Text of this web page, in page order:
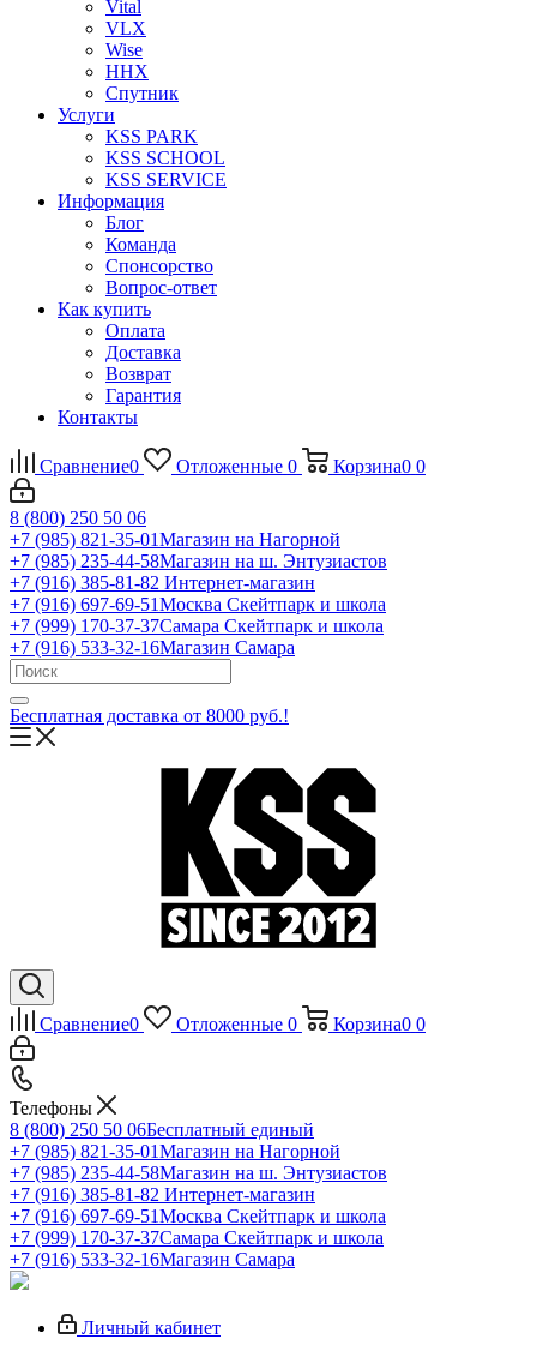
Vital
VLX
Wise
ННХ
Спутник
Услуги
KSS PARK
KSS SCHOOL
KSS SERVICE
Информация
Блог
Команда
Спонсорство
Вопрос-ответ
Как купить
Оплата
Доставка
Возврат
Гарантия
Контакты
Сравнение0 Отложенные 0 Корзина0 0
8 (800) 250 50 06
+7 (985) 821-35-01Магазин на Нагорной
+7 (985) 235-44-58Магазин на ш. Энтузиастов
+7 (916) 385-81-82 Интернет-магазин
+7 (916) 697-69-51Москва Скейтпарк и школа
+7 (999) 170-37-37Самара Скейтпарк и школа
+7 (916) 533-32-16Магазин Самара
Бесплатная доставка от 8000 руб.!
Сравнение0 Отложенные 0 Корзина0 0
Телефоны
8 (800) 250 50 06Бесплатный единый
+7 (985) 821-35-01Магазин на Нагорной
+7 (985) 235-44-58Магазин на ш. Энтузиастов
+7 (916) 385-81-82 Интернет-магазин
+7 (916) 697-69-51Москва Скейтпарк и школа
+7 (999) 170-37-37Самара Скейтпарк и школа
+7 (916) 533-32-16Магазин Самара
Личный кабинет